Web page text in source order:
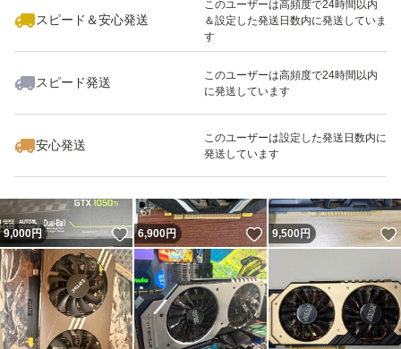
不安がある方、神経質な方はお控えください。
スピード＆安心発送
このユーザーは高頻度で24時間以内
＆設定した発送日数内に発送していま
す
スピード発送
このユーザーは高頻度で24時間以内
に発送しています
安心発送
このユーザーは設定した発送日数内に
発送しています
いいね！
5,800
9,000円 いいね！
6,900円 いいね！
9,500円